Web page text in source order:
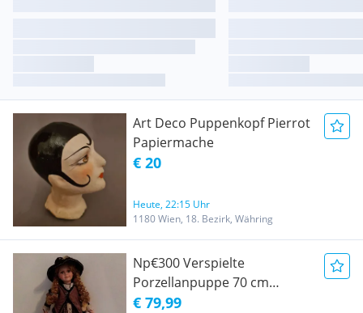
Art Deco Puppenkopf Pierrot
Papiermache
€ 20
Heute, 22:15 Uhr
1180 Wien, 18. Bezirk, Währing
Np€300 Verspielte
Porzellanpuppe 70 cm
hochwertig
€ 79,99